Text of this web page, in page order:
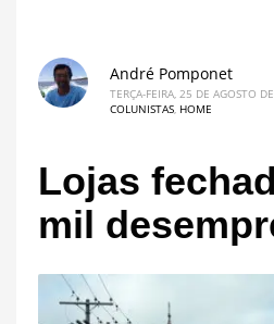
André Pomponet
TERÇA-FEIRA, 25 DE AGOSTO
COLUNISTAS, HOME
Lojas
mil